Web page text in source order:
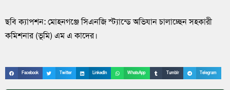
ছবি ক্যাপশন: মোহনগঞ্জে সিএনজি স্ট্যান্ডে অভিযান চালাচ্ছেন সহকারী
কমিশনার (ভূমি) এম এ কাদের।
Facebook Twitter LinkedIn WhatsApp Tumblr Telegram